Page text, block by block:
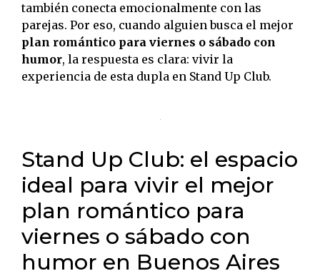
también conecta emocionalmente con las
parejas. Por eso, cuando alguien busca el mejor
plan romántico para viernes o sábado con
humor, la respuesta es clara: vivir la
experiencia de esta dupla en Stand Up Club.
Stand Up Club: el espacio
ideal para vivir el mejor
plan romántico para
viernes o sábado con
humor en Buenos Aires